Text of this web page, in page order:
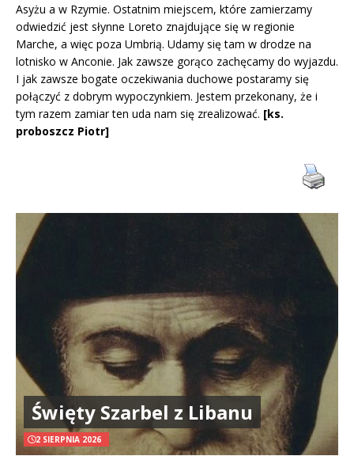
Asyżu a w Rzymie. Ostatnim miejscem, które zamierzamy
odwiedzić jest słynne Loreto znajdujące się w regionie
Marche, a więc poza Umbrią. Udamy się tam w drodze na
lotnisko w Anconie. Jak zawsze gorąco zachęcamy do wyjazdu.
I jak zawsze bogate oczekiwania duchowe postaramy się
połączyć z dobrym wypoczynkiem. Jestem przekonany, że i
tym razem zamiar ten uda nam się zrealizować. [ks.
proboszcz Piotr]
Święty Szarbel z Libanu
2 SIERPNIA 2026